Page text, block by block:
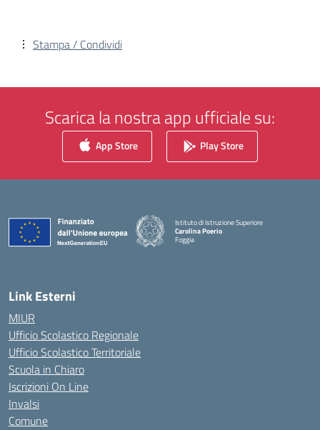
Stampa / Condividi
Scarica la nostra app ufficiale su:
App Store Play Store
Istituto di Istruzione Superiore
Carolina Poerio
Foggia
— Visita la pagina iniziale della scuola
Link Esterni
MIUR
Ufficio Scolastico Regionale
Ufficio Scolastico Territoriale
Scuola in Chiaro
Iscrizioni On Line
Invalsi
Comune